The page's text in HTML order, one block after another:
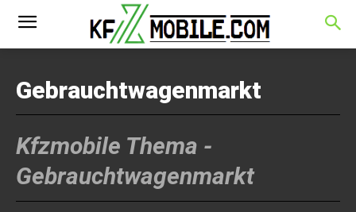
Gebrauchtwagenmarkt
Kfzmobile Thema -
Gebrauchtwagenmarkt